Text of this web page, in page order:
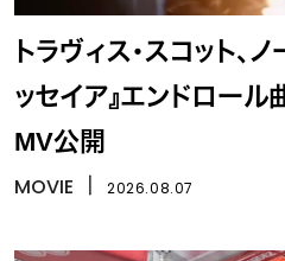
トラヴィス・スコット、
ッセイア』エンドロール
MV公開
MOVIE 2026.08.07